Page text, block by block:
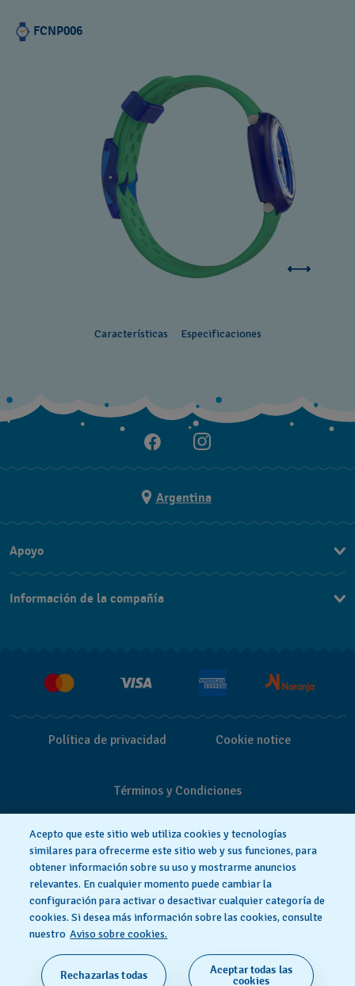
FCNP006
Características Especificaciones
Argentina
Apoyo
Preguntas Frecuentes
Información de la compañía
Política de privacidad Cookie notice
Términos y Condiciones
HECHO EN SUIZA
Acepto que este sitio web utiliza cookies y tecnologías
similares para ofrecerme este sitio web y sus funciones, para
obtener información sobre su uso y mostrarme anuncios
relevantes. En cualquier momento puede cambiar la
configuración para activar o desactivar cualquier categoría de
cookies. Si desea más información sobre las cookies, consulte
nuestro Aviso sobre cookies.
Rechazarlas todas
Aceptar todas las
cookies